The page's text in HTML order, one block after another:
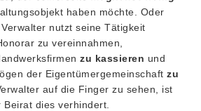
haben möchte. Oder
nutzt seine Tätigkeit
zu vereinnahmen,
zu kassieren und
der Eigentümergemeinschaft zu
auf die Finger zu sehen, ist
dies verhindert.